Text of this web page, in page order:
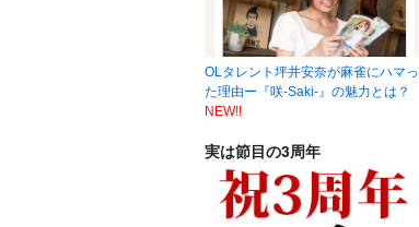
OLタレント坪井安奈が麻雀にハマっ
た理由ー『咲-Saki-』の魅力とは？
NEW!!
実は節目の3周年